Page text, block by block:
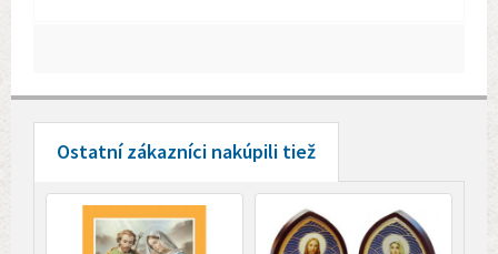
Ostatní zákazníci nakúpili tiež